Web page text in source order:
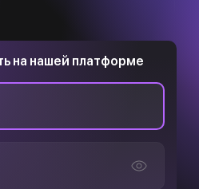
на нашей платформе